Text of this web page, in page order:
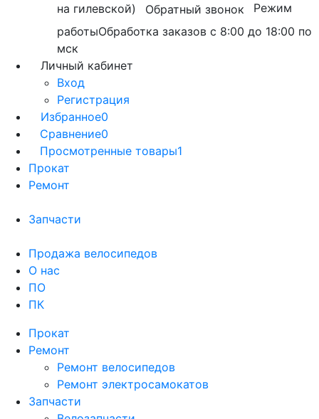
на гилевской)
Обратный звонок
Режим
работыОбработка заказов с 8:00 до 18:00 по
мск
Личный кабинет
Вход
Регистрация
Избранное0
Сравнение0
Просмотренные товары1
Прокат
Ремонт
Запчасти
Продажа велосипедов
О нас
ПО
ПК
Прокат
Ремонт
Ремонт велосипедов
Ремонт электросамокатов
Запчасти